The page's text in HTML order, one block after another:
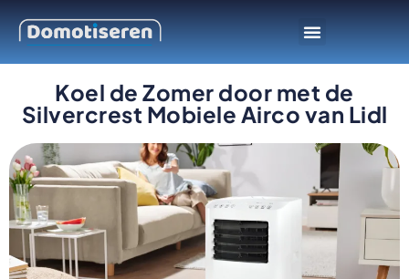
Koel de Zomer door met de
Silvercrest Mobiele Airco van Lidl